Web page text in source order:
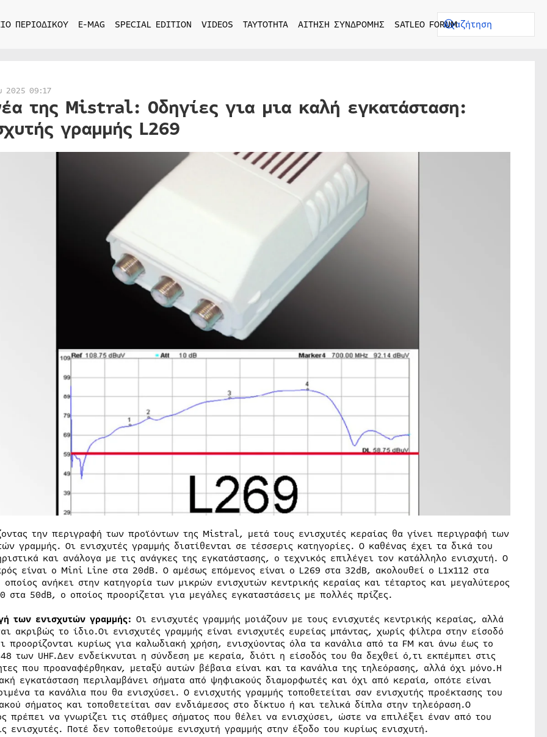
ΠΕΡΙΟΔΙΚΟΥ E-MAG SPECIAL EDITION VIDEOS ΤΑΥΤΟΤΗΤΑ ΑΙΤΗΣΗ ΣΥΝΔΡΟΜΗΣ SATLEO FORUM
2025 09:17
της Mistral: Οδηγίες για μια καλή εγκατάσταση:
γραμμής L269
την περιγραφή των προϊόντων της Mistral, μετά τους ενισχυτές κεραίας θα γίνει περιγραφή των
γραμμής. Οι ενισχυτές γραμμής διατίθενται σε τέσσερις κατηγορίες. Ο καθένας έχει τα δικά του
και ανάλογα με τις ανάγκες της εγκατάστασης, ο τεχνικός επιλέγει τον κατάλληλο ενισχυτή. Ο
είναι ο Mini Line στα 20dB. O αμέσως επόμενος είναι ο L269 στα 32dB, ακολουθεί ο L1x112 στα
ανήκει στην κατηγορία των μικρών ενισχυτών κεντρικής κεραίας και τέταρτος και μεγαλύτερος
στα 50dB, ο οποίος προορίζεται για μεγάλες εγκαταστάσεις με πολλές πρίζες.
των ενισχυτών γραμμής: Οι ενισχυτές γραμμής μοιάζουν με τους ενισχυτές κεντρικής κεραίας, αλλά
ακριβώς το ίδιο.Οι ενισχυτές γραμμής είναι ενισχυτές ευρείας μπάντας, χωρίς φίλτρα στην είσοδό
προορίζονται κυρίως για καλωδιακή χρήση, ενισχύοντας όλα τα κανάλια από τα FM και άνω έως το
των UHF.Δεν ενδείκνυται η σύνδεση με κεραία, διότι η είσοδός του θα δεχθεί ό,τι εκπέμπει στις
που προαναφέρθηκαν, μεταξύ αυτών βέβαια είναι και τα κανάλια της τηλεόρασης, αλλά όχι μόνο.Η
εγκατάσταση περιλαμβάνει σήματα από ψηφιακούς διαμορφωτές και όχι από κεραία, οπότε είναι
τα κανάλια που θα ενισχύσει. Ο ενισχυτής γραμμής τοποθετείται σαν ενισχυτής προέκτασης του
σήματος και τοποθετείται σαν ενδιάμεσος στο δίκτυο ή και τελικά δίπλα στην τηλεόραση.Ο
πρέπει να γνωρίζει τις στάθμες σήματος που θέλει να ενισχύσει, ώστε να επιλέξει έναν από του
ενισχυτές. Ποτέ δεν τοποθετούμε ενισχυτή γραμμής στην έξοδο του κυρίως ενισχυτή.